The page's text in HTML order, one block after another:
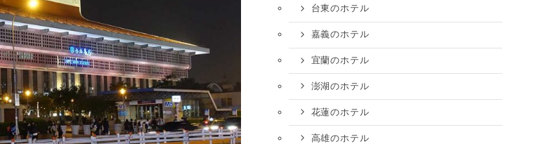
台東のホテル
嘉義のホテル
宜蘭のホテル
澎湖のホテル
花蓮のホテル
高雄のホテル